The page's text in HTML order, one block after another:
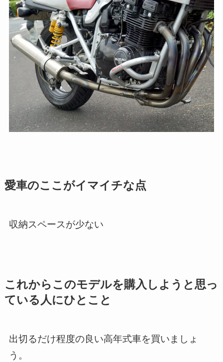
愛車のここがイマイチな点
収納スペースが少ない
これからこのモデルを購入しようと思っ
ている人にひとこと
出切るだけ程度の良い高年式車を買いましょ
う。